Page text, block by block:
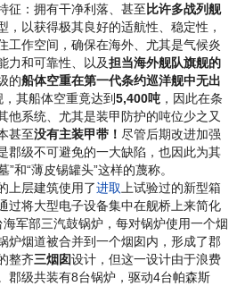
征：拥有干净利落、甚至 比许多战列舰
，以获得极其良好的适航性、稳定性，
工作空间，确保在海外、尤其是气候炎
力和可靠性、以及担当海外舰队旗舰的
的船体空重在第一代条约巡洋舰中无出
，其船体空重竟达到5,400吨 ，因此在条
他系统、尤其是装甲防护的吨位少之又
甚至没有主装甲带！ 尽管后期改进加强
郡级不可避免的一大缺陷，也因此为其
”和“薄皮锡罐头”这样的蔑称。
层建筑使用了进取 上试验过的新型箱
过将大型电子设备集中在舰桥上来简化
军部三汽鼓锅炉，每对锅炉使用一个烟
炉烟道被合并到一个烟囱内，形成了郡
整齐三烟囱设计，但这一设计由于浪费
郡级共装有8台锅炉，驱动4台帕森斯